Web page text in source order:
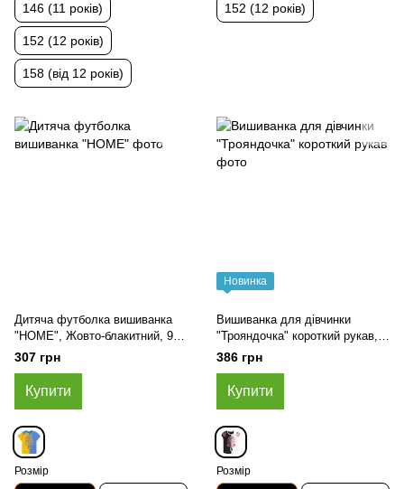
146 (11 років)
152 (12 років)
158 (від 12 років)
152 (12 років)
Дитяча футболка вишиванка
"HOME", Жовто-блакитний, 98
(3 роки)
307 грн
Купити
Розмір
Новинка
Вишиванка для дівчинки
"Трояндочка" короткий рукав,
Чорно-білий, 98 (3 роки)
386 грн
Купити
Розмір